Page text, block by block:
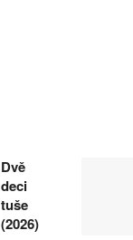
Dvě
deci
tuše
(2026)